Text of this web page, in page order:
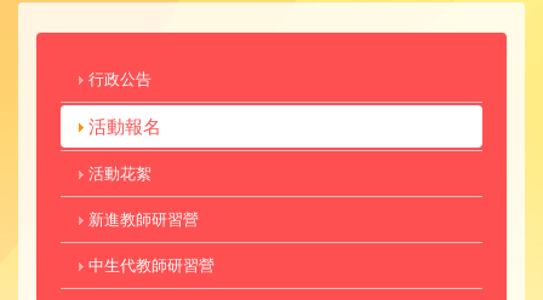
行政公告
活動報名
活動花絮
新進教師研習營
中生代教師研習營